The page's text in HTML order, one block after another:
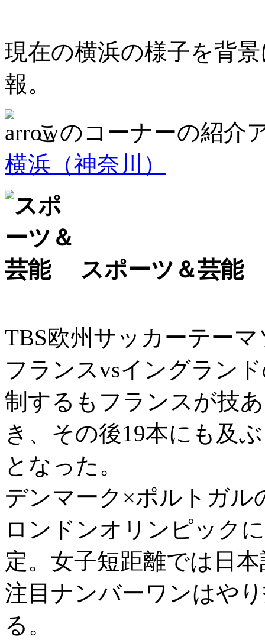
現在の横浜の様子を背
報。
このコーナーの紹介
横浜（神奈川）
スポーツ＆芸能
TBS欧州サッカーテーマ
フランスvsイングラン
制するもフランスが技
き、その後19本にも及
となった。
デンマーク×ポルトガル
ロンドンオリンピック
定。女子短距離では日
注目ナンバーワンはや
る。